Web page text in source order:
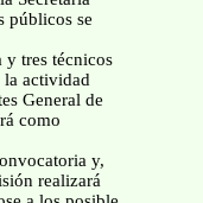
públicos se
y tres técnicos
la actividad
General de
como
y,
realizará